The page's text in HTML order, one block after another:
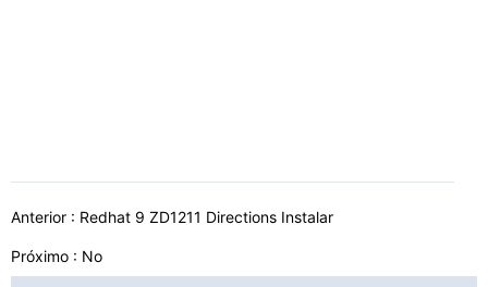
Anterior : Redhat 9 ZD1211 Directions Instalar
Próximo : No